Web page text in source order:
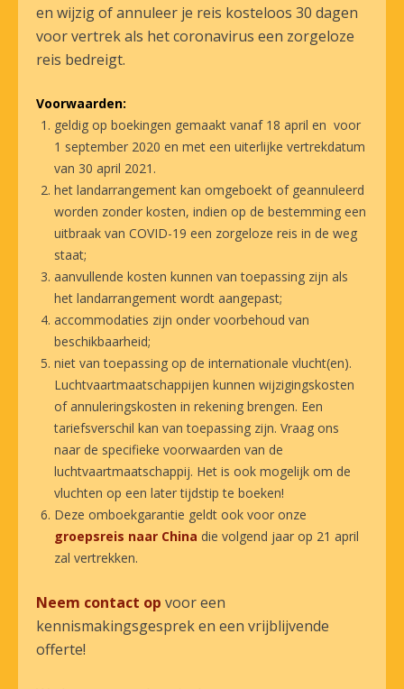
en wijzig of annuleer je reis kosteloos 30 dagen
voor vertrek als het coronavirus een zorgeloze
reis bedreigt.
Voorwaarden:
geldig op boekingen gemaakt vanaf 18 april en voor
1 september 2020 en met een uiterlijke vertrekdatum
van 30 april 2021.
het landarrangement kan omgeboekt of geannuleerd
worden zonder kosten, indien op de bestemming een
uitbraak van COVID-19 een zorgeloze reis in de weg
staat;
aanvullende kosten kunnen van toepassing zijn als
het landarrangement wordt aangepast;
accommodaties zijn onder voorbehoud van
beschikbaarheid;
niet van toepassing op de internationale vlucht(en).
Luchtvaartmaatschappijen kunnen wijzigingskosten
of annuleringskosten in rekening brengen. Een
tariefsverschil kan van toepassing zijn. Vraag ons
naar de specifieke voorwaarden van de
luchtvaartmaatschappij. Het is ook mogelijk om de
vluchten op een later tijdstip te boeken!
Deze omboekgarantie geldt ook voor onze
groepsreis naar China die volgend jaar op 21 april
zal vertrekken.
Neem contact op voor een
kennismakingsgesprek en een vrijblijvende
offerte!